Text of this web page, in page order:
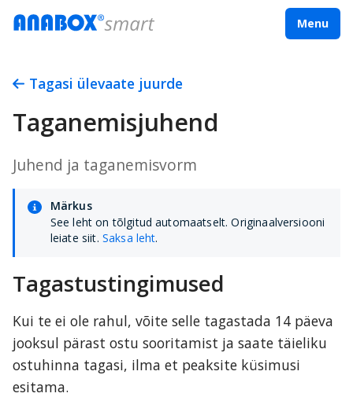
Menu
Tagasi ülevaate juurde
Taganemisjuhend
Juhend ja taganemisvorm
Märkus
See leht on tõlgitud automaatselt. Originaalversiooni
leiate siit. Saksa leht.
Tagastustingimused
Kui te ei ole rahul, võite selle tagastada 14 päeva
jooksul pärast ostu sooritamist ja saate täieliku
ostuhinna tagasi, ilma et peaksite küsimusi
esitama.